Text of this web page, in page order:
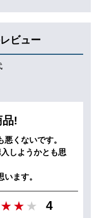
ビュー
!
くないです。
しようかとも思
ます。
4